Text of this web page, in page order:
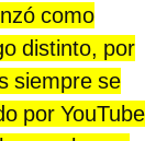
como
distinto, por
siempre se
por YouTube